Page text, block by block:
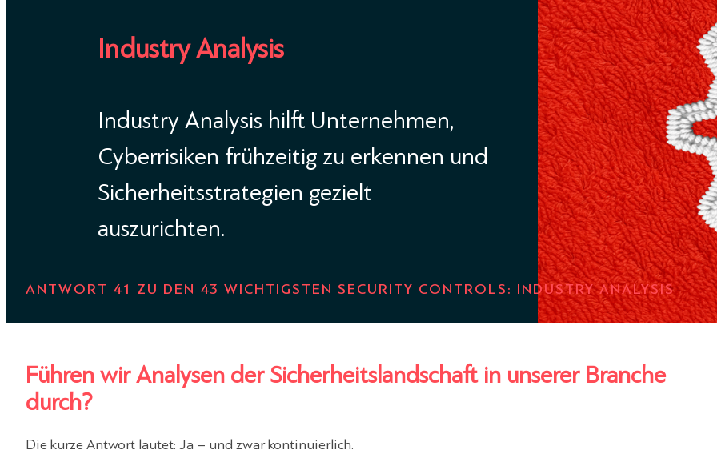
Industry Analysis
Industry Analysis hilft Unternehmen,
Cyberrisiken frühzeitig zu erkennen und
Sicherheitsstrategien gezielt
auszurichten.
ANTWORT 41 ZU DEN 43 WICHTIGSTEN SECURITY CONTROLS: INDUSTRY ANALYSIS
Führen wir Analysen der Sicherheitslandschaft in unserer Branche
durch?
Die kurze Antwort lautet: Ja – und zwar kontinuierlich.